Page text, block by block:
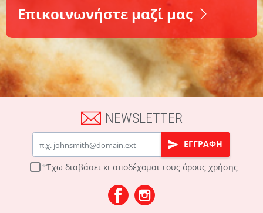
Επικοινωνήστε μαζί μας
NEWSLETTER
Email
ΕΓΓΡΑΦΗ
Έχω διαβάσει κι αποδέχομαι τους όρους χρήσης